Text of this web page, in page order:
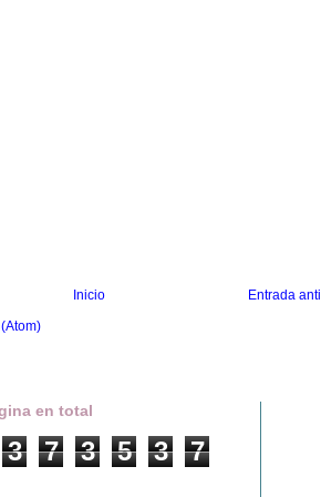
Entrada
Inicio
en total
3 7 3 5 3 7